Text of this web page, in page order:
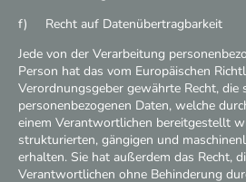
f) Recht auf Datenübertragbarkeit
Jede von der Verarbeitung
Person hat das vom Europäischen
Verordnungsgeber gewährte Recht, die
personenbezogenen Daten, welche
einem Verantwortlichen bereitgestellt
strukturierten, gängigen und
erhalten. Sie hat außerdem das Recht,
Verantwortlichen ohne Behinderung